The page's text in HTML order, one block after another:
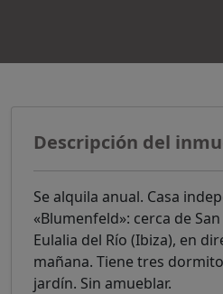
Descripción del
Se alquila anual. Casa
«Blumenfeld»: cerca de
Eulalia del Río (Ibiza), en
mañana. Tiene tres
jardín. Sin amueblar.